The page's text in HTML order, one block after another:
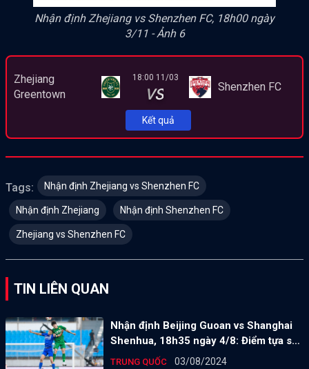
Nhận định Zhejiang vs Shenzhen FC, 18h00 ngày
3/11 - Ảnh 6
Zhejiang
Greentown
18:00 11/03
VS Shenzhen FC
Kết quả
Tags: Nhận định Zhejiang vs Shenzhen FC
Nhận định Zhejiang Nhận định Shenzhen FC
Zhejiang vs Shenzhen FC
TIN LIÊN QUAN
Nhận định Beijing Guoan vs Shanghai
Shenhua, 18h35 ngày 4/8: Điểm tựa sân
nhà
TRUNG QUỐC 03/08/2024